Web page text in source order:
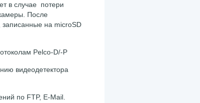
в случае потери
После
записанные на microSD
Pelco-D/-P
видеодетектора
по FTP, E-Mail.